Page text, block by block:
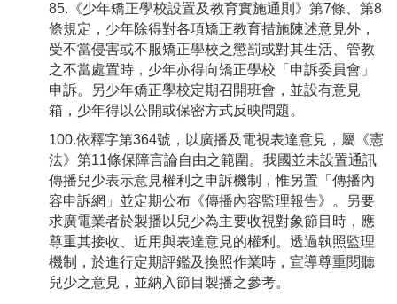
85.《少年矯正學校設置及教育實施通則》第7條、第8
條規定，少年除得對各項矯正教育措施陳述意見外，
受不當侵害或不服矯正學校之懲罰或對其生活、管教
之不當處置時，少年亦得向矯正學校「申訴委員會」
申訴。另少年矯正學校定期召開班會，並設有意見
箱，少年得以公開或保密方式反映問題。
100.依釋字第364號，以廣播及電視表達意見，屬《憲
法》第11條保障言論自由之範圍。我國並未設置通訊
傳播兒少表示意見權利之申訴機制，惟另置「傳播內
容申訴網」並定期公布《傳播內容監理報告》。另要
求廣電業者於製播以兒少為主要收視對象節目時，應
尊重其接收、近用與表達意見的權利。透過執照監理
機制，於進行定期評鑑及換照作業時，宣導尊重閱聽
兒少之意見，並納入節目製播之參考。